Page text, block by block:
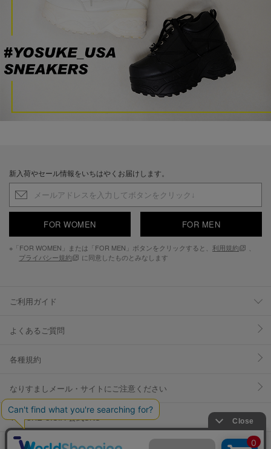
新入荷やセール情報をいちはやくお届けします。
FOR WOMEN FOR MEN
※「FOR WOMEN」または「FOR MEN」ボタンをクリックすると、 利用規約
プライバシー規約
に同意したものとみなします
ご利用ガイド
よくあるご質問
各種規約
なりすましメール・サイトにご注意ください
YOSUKE U.S.A 公式SNS